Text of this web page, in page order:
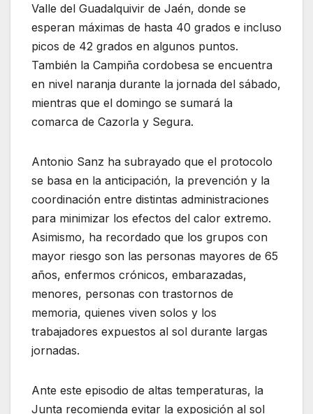
Valle del Guadalquivir de Jaén, donde se
esperan máximas de hasta 40 grados e incluso
picos de 42 grados en algunos puntos.
También la Campiña cordobesa se encuentra
en nivel naranja durante la jornada del sábado,
mientras que el domingo se sumará la
comarca de Cazorla y Segura.
Antonio Sanz ha subrayado que el protocolo
se basa en la anticipación, la prevención y la
coordinación entre distintas administraciones
para minimizar los efectos del calor extremo.
Asimismo, ha recordado que los grupos con
mayor riesgo son las personas mayores de 65
años, enfermos crónicos, embarazadas,
menores, personas con trastornos de
memoria, quienes viven solos y los
trabajadores expuestos al sol durante largas
jornadas.
Ante este episodio de altas temperaturas, la
Junta recomienda evitar la exposición al sol